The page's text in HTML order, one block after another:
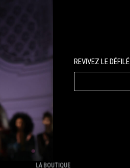
REVIVEZ LE
LA BOUTIQUE